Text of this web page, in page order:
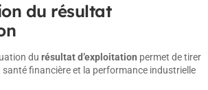
du résultat
du résultat d’exploitation permet de tirer
financière et la performance industrielle